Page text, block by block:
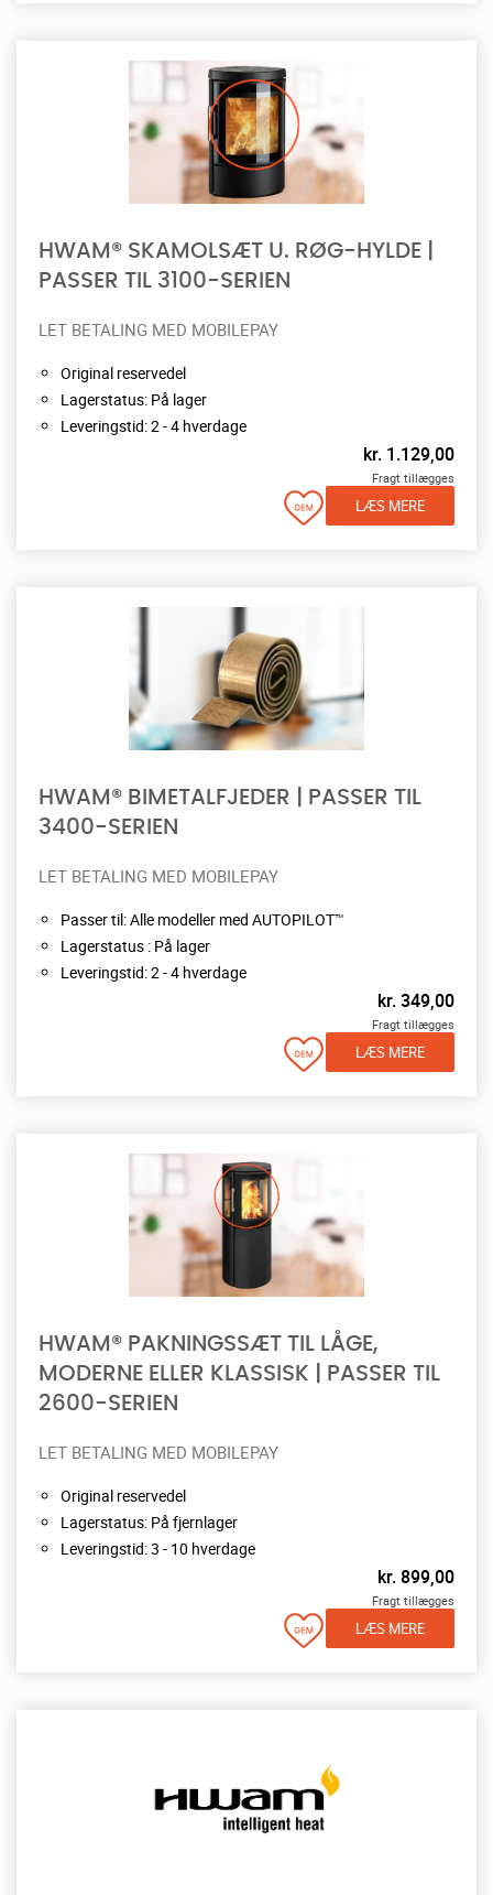
HWAM® SKAMOLSÆT U. RØG-HYLDE |
PASSER TIL 3100-SERIEN
LET BETALING MED MOBILEPAY
Original reservedel
Lagerstatus: På lager
Leveringstid: 2 - 4 hverdage
kr. 1.129,00
Fragt tillægges
LÆS MERE
HWAM® BIMETALFJEDER | PASSER TIL
3400-SERIEN
LET BETALING MED MOBILEPAY
Passer til: Alle modeller med AUTOPILOT™
Lagerstatus : På lager
Leveringstid: 2 - 4 hverdage
kr.349,00
Fragt tillægges
LÆS MERE
HWAM® PAKNINGSSÆT TIL LÅGE,
MODERNE ELLER KLASSISK | PASSER TIL
2600-SERIEN
LET BETALING MED MOBILEPAY
Original reservedel
Lagerstatus: På fjernlager
Leveringstid: 3 - 10 hverdage
kr.899,00
Fragt tillægges
LÆS MERE